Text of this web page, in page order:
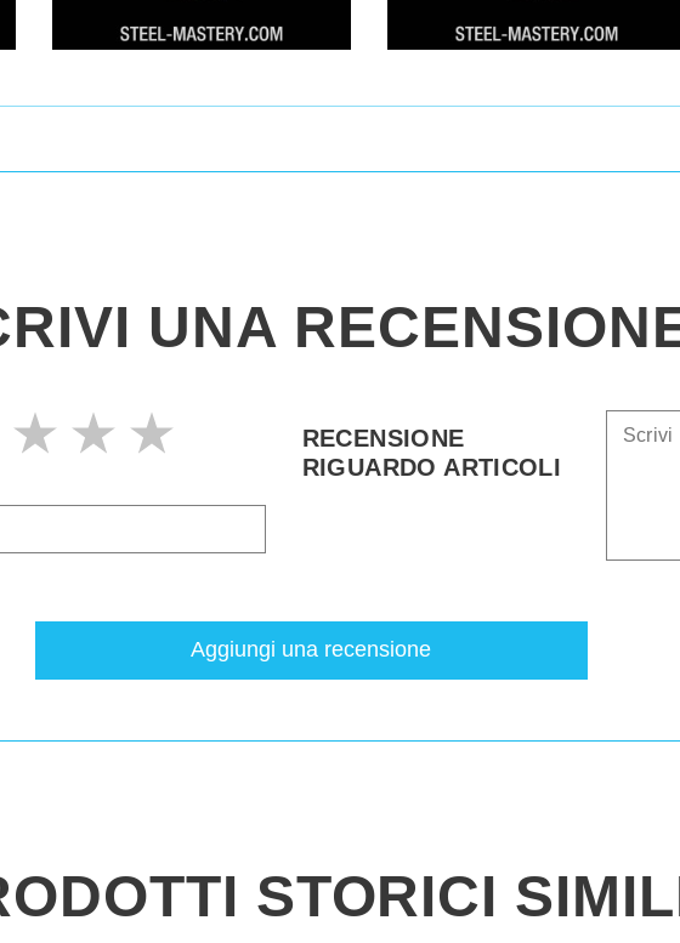
UNA
RECENSIONE
RIGUARDO ARTICOLI
Aggiungi una recensione
STORICI